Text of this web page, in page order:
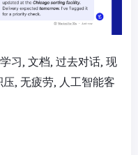
习, 文档, 过去对话, 现
, 无疲劳, 人工智能客